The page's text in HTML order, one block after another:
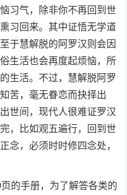
习气，除非你不再回到世
习回来。其中证悟无学道
于慧解脱的阿罗汉则会因
生活也会再度起烦恼，所
生活。不过，慧解脱阿罗
苦，毫无眷恋而抉择出
世间，现代人很难证罗汉
，比如观五遍行，回到世
念，必须时时修四念处，
的手册，为了解答各类的